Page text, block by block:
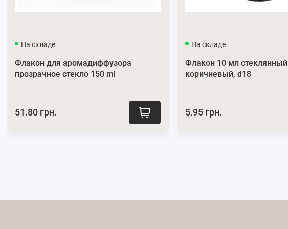
На складе
Флакон для аромадиффузора
прозрачное стекло 150 ml
51.80 грн.
На складе
Флакон 10 мл стеклянный
коричневый, d18
5.95 грн.